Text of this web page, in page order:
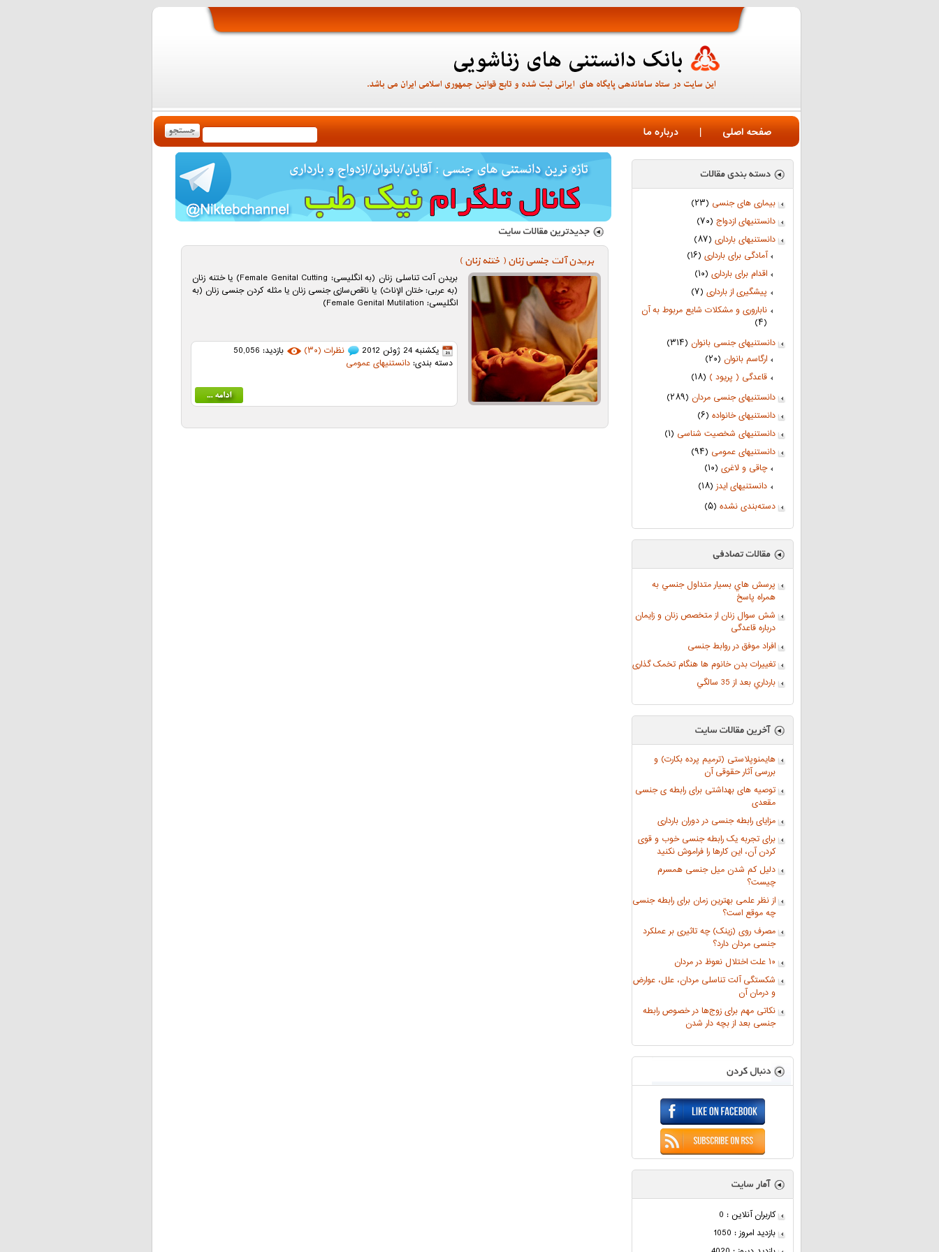
صفحه اصلی | درباره ما
بیماری های جنسی (۲۳)
دانستنیهای ازدواج (۷۰)
دانستنیهای بارداری (۸۷)
آمادگی برای بارداری (۱۶)
اقدام برای بارداری (۱۰)
پیشگیری از بارداری (۷)
ناباروری و مشکلات شایع مربوط به آن
(۴)
دانستنیهای جنسی بانوان (۳۱۴)
ارگاسم بانوان (۲۰)
قاعدگی ( پریود ) (۱۸)
دانستنیهای جنسی مردان (۲۸۹)
دانستنیهای خانواده (۶)
دانستنیهای شخصیت شناسی (۱)
دانستنیهای عمومی (۹۴)
چاقی و لاغری (۱۰)
دانستنیهای ایدز(۱۸)
دسته‌بندی نشده (۵)
پرسش هاي بسيار متداول جنسي به
همراه پاسخ
شش سوال زنان از متخصص زنان و زایمان
درباره قاعدگی
افراد موفق در روابط جنسی
تغییرات بدن خانوم ها هنگام تخمک گذاری
بارداري بعد از 35 سالگي
هایمنوپلاستی (ترمیم پرده بکارت) و
بررسی آثار حقوقی آن
توصیه های بهداشتی برای رابطه ی جنسی
مقعدی
مزایای رابطه جنسی در دوران بارداری
برای تجربه یک رابطه جنسی خوب و قوی
کردن آن، این کارها را فراموش نکنید
دلیل کم شدن میل جنسی همسرم
چیست؟
از نظر علمی بهترین زمان برای رابطه جنسی
چه موقع است؟
مصرف روی (زینک) چه تاثیری بر عملکرد
جنسی مردان دارد؟
۱۰ علت اختلال نعوظ در مردان
شکستگی آلت تناسلی مردان، علل، عوارض
و درمان آن
نکاتی مهم برای زوج‌ها در خصوص رابطه
جنسی بعد از بچه دار شدن
کاربران آنلاین : 0
بازدید امروز : 1050
بریدن آلت جنسی زنان ( ختنه زنان )
بریدن آلت تناسلی زنان (به انگلیسی: Female Genital Cutting) یا ختنه زنان
(به عربی: ختان الإناث) یا ناقص‌سازی جنسی زنان یا مثله کردن جنسی زنان (به
انگلیسی: Female Genital Mutilation)
یکشنبه 24 ژوئن 2012 نظرات (۳۰)
بازدید: 50,056
دسته بندی:دانستنیهای عمومی